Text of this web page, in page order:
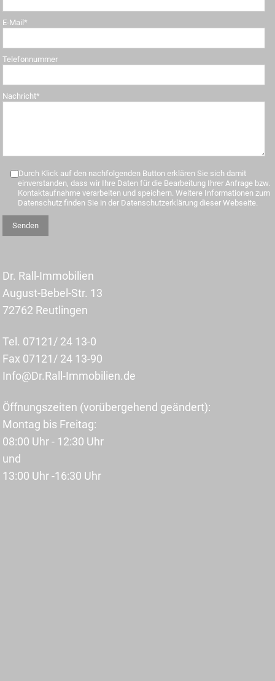
E-Mail*
Telefonnummer
Nachricht*
Durch Klick auf den nachfolgenden Button erklären Sie sich damit
einverstanden, dass wir Ihre Daten für die Bearbeitung Ihrer Anfrage bzw.
Kontaktaufnahme verarbeiten und speichern. Weitere Informationen zum
Datenschutz finden Sie in der Datenschutzerklärung dieser Webseite.
Dr. Rall-Immobilien
August-Bebel-Str. 13
72762 Reutlingen
Tel. 07121/ 24 13-0
Fax 07121/ 24 13-90
Info@Dr.Rall-Immobilien.de
Öffnungszeiten (vorübergehend geändert):
Montag bis Freitag:
08:00 Uhr - 12:30 Uhr
und
13:00 Uhr -16:30 Uhr